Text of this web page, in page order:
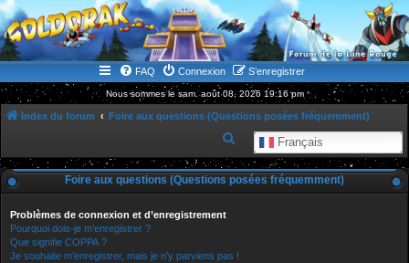
WWW.GOLDORAKGO.COM
le site de la Lune Rouge
FAQ Connexion S’enregistrer
Nous sommes le sam. août 08, 2026 19:16 pm
Index du forum Foire aux questions (Questions posées fréquemment)
Français
e
c
Foire aux questions (Questions posées fréquemment)
Problèmes de connexion et d’enregistrement
Pourquoi dois-je m’enregistrer ?
Que signifie COPPA ?
Je souhaite m’enregistrer, mais je n’y parviens pas !